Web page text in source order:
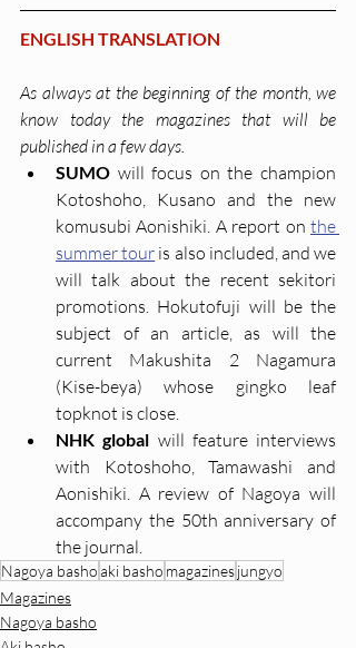
ENGLISH TRANSLATION
As always at the beginning of the month, we
know today the magazines that will be
published in a few days.
SUMO will focus on the champion
Kotoshoho, Kusano and the new
komusubi Aonishiki. A report on the
summer tour is also included, and we
will talk about the recent sekitori
promotions. Hokutofuji will be the
subject of an article, as will the
current Makushita 2 Nagamura
(Kise-beya) whose gingko leaf
topknot is close.
NHK global will feature interviews
with Kotoshoho, Tamawashi and
Aonishiki. A review of Nagoya will
accompany the 50th anniversary of
the journal.
Nagoya bashoaki basho magazinesjungyo
Magazines
Nagoya basho